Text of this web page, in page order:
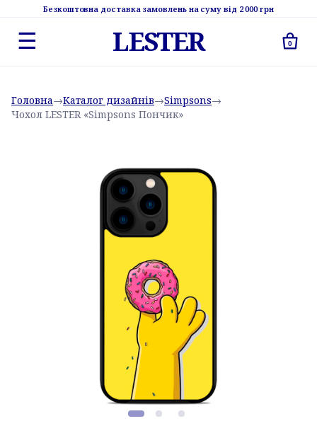
Безкоштовна доставка замовлень на суму від 2 000 грн
☰ LESTER 0
Головна→Каталог дизайнів→Simpsons→
Чохол LESTER «Simpsons Пончик»